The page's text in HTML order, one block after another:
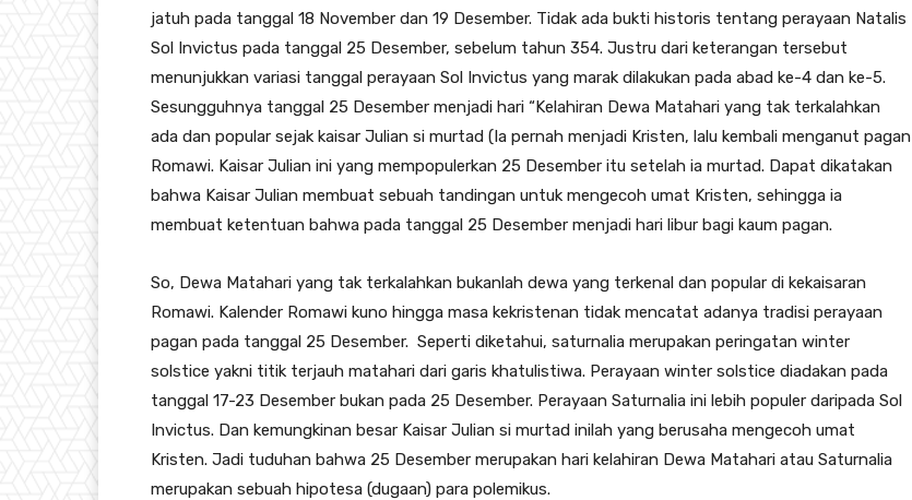
jatuh pada tanggal 18 November dan 19 Desember. Tidak ada bukti historis tentang perayaan Natalis
Sol Invictus pada tanggal 25 Desember, sebelum tahun 354. Justru dari keterangan tersebut
menunjukkan variasi tanggal perayaan Sol Invictus yang marak dilakukan pada abad ke-4 dan ke-5.
Sesungguhnya tanggal 25 Desember menjadi hari “Kelahiran Dewa Matahari yang tak terkalahkan
ada dan popular sejak kaisar Julian si murtad (Ia pernah menjadi Kristen, lalu kembali menganut pagan
Romawi. Kaisar Julian ini yang mempopulerkan 25 Desember itu setelah ia murtad. Dapat dikatakan
bahwa Kaisar Julian membuat sebuah tandingan untuk mengecoh umat Kristen, sehingga ia
membuat ketentuan bahwa pada tanggal 25 Desember menjadi hari libur bagi kaum pagan.
So, Dewa Matahari yang tak terkalahkan bukanlah dewa yang terkenal dan popular di kekaisaran
Romawi. Kalender Romawi kuno hingga masa kekristenan tidak mencatat adanya tradisi perayaan
pagan pada tanggal 25 Desember. Seperti diketahui, saturnalia merupakan peringatan winter
solstice yakni titik terjauh matahari dari garis khatulistiwa. Perayaan winter solstice diadakan pada
tanggal 17-23 Desember bukan pada 25 Desember. Perayaan Saturnalia ini lebih populer daripada Sol
Invictus. Dan kemungkinan besar Kaisar Julian si murtad inilah yang berusaha mengecoh umat
Kristen. Jadi tuduhan bahwa 25 Desember merupakan hari kelahiran Dewa Matahari atau Saturnalia
merupakan sebuah hipotesa (dugaan) para polemikus.